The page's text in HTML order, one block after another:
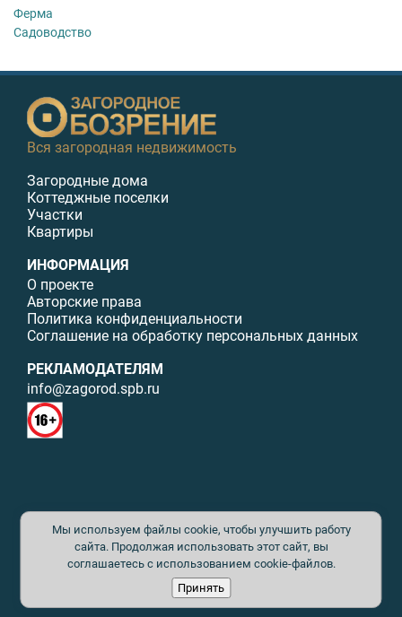
Ферма
Садоводство
Вся загородная недвижимость
Загородные дома
Коттеджные поселки
Участки
Квартиры
ИНФОРМАЦИЯ
О проекте
Авторские права
Политика конфиденциальности
Соглашение на обработку персональных данных
РЕКЛАМОДАТЕЛЯМ
info@zagorod.spb.ru
© ИП Малыщева Б.Л. Все права защищены. Перепечатка материалов
данного сайта возможна только с письменного разрешения. При
цитировании ссылка на www.zagorod.spb.ru обязательна. Редакция не
несет ответственности за содержание рекламных материалов. Все
рекламируемые товары и услуги имеют необходимые сертификаты и
лицензии. Перепечатка любых материалов без письменного согласия
Мы используем файлы cookie, чтобы улучшить работу
сайта. Продолжая использовать этот сайт, вы
соглашаетесь с использованием cookie-файлов.
Принять